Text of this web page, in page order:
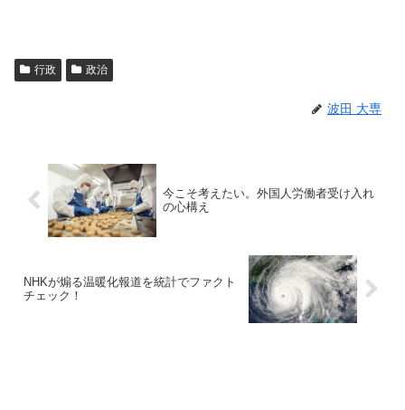
行政 政治
波田 大専
今こそ考えたい。外国人労働者受け入れ
の心構え
NHKが煽る温暖化報道を統計でファクト
チェック！